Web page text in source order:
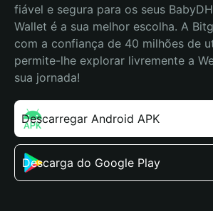
fiável e segura para os seus
Wallet é a sua melhor escolha. A
com a confiança de 40 milhões de
permite-lhe explorar livremente a
sua jornada!
Descarregar Android APK
Descarga do Google Play